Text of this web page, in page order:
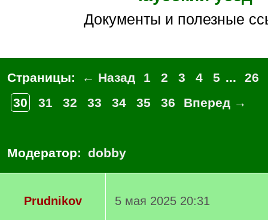
Документы и полезные
Страницы: ← Назад 1 2 3 4 5 ...
26
30
31 32 33 34 35 36 Вперед →
Модератор: dobby
Prudnikov
5 мая 2025 20:31